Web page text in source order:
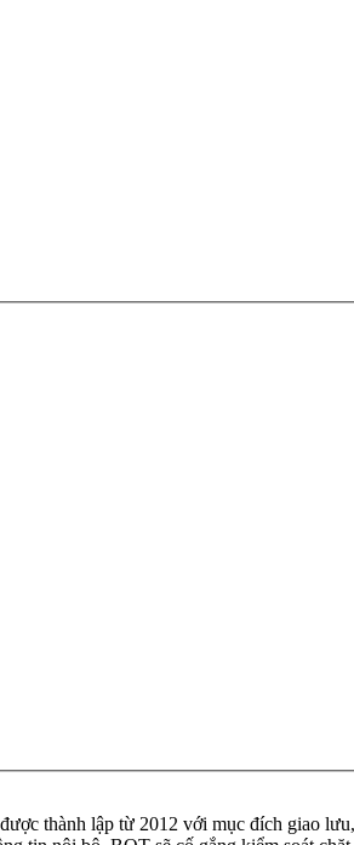
thành lập từ 2012 với mục đích giao